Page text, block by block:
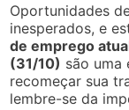
Oportunidades
inesperados, e
de emprego
(31/10) são uma
recomeçar sua
lembre-se da